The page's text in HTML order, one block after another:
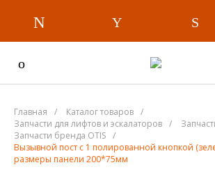
Главная / Каталог товаров /
Запчасти для лифтов и эскалаторов /
Запчасти бренда OTIS /
Вызывной пост с 1 полированной кнопкой
размеры панели 200*75мм